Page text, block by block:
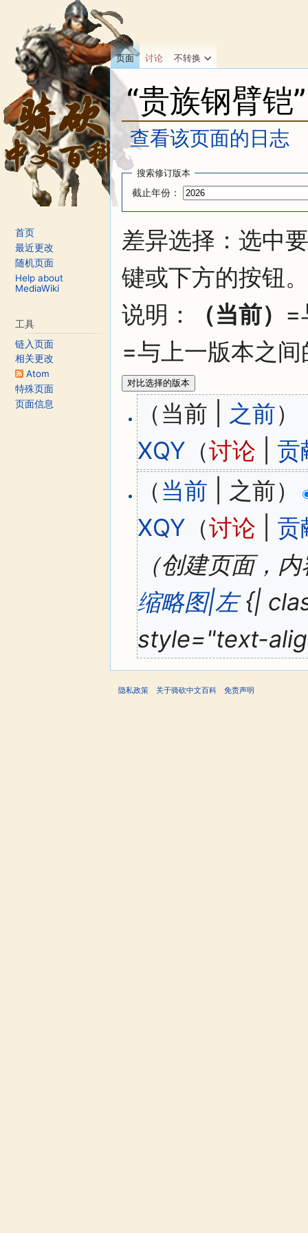
“贵族钢臂铠
查看该页面的日志
跳转至：
搜索修订版本
截止年份：
差异选择：选中
键或下方的按钮。
说明：
（当前） =
=与上一版本之
（当前 | 之前）
XQY （讨论
贡
（当前 | 之前）
XQY （讨论
贡
（创建页面，
缩略图|左{|
style="text-
页面 讨论 不转换
首页
最近更改
随机页面
Help about
MediaWiki
工具
链入页面
相关更改
Atom
特殊页面
页面信息
隐私政策 关于骑砍中文百科 免责声明